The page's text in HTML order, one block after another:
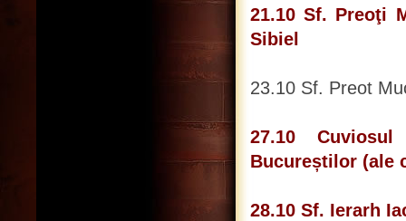
21.10 Sf. Preoţi
Sibiel
23.10 Sf. Preot
27.10
Bucureștilor (ale
28.10 Sf. Ierarh